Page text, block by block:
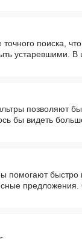
поиска,
устаревшими. В
позволяют
бы видеть
помогают быстро
предложения.